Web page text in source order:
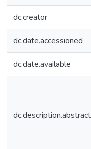
dc.creator
dc.date.accessioned
dc.date.available
dc.description.abstract